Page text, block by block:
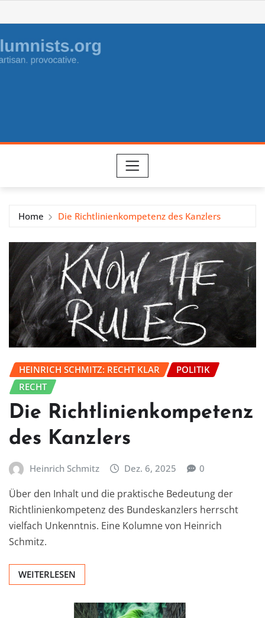
to
content
Home Die Richtlinienkompetenz des Kanzlers
HEINRICH SCHMITZ: RECHT KLAR
POLITIK
RECHT
Die Richtlinienkompetenz
des Kanzlers
Heinrich Schmitz Dez. 6, 2025 0
Über den Inhalt und die praktische Bedeutung der
Richtlinienkompetenz des Bundeskanzlers herrscht
vielfach Unkenntnis. Eine Kolumne von Heinrich
Schmitz.
WEITERLESEN